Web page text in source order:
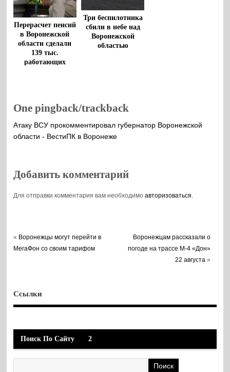
Перерасчет пенсий
в Воронежской
области сделали
139 тыс.
работающих
Три беспилотника
сбили в небе над
Воронежской
областью
One pingback/trackback
Атаку ВСУ прокомментировал губернатор Воронежской
области - ВестиПК в Воронеже
Добавить комментарий
Для отправки комментария вам необходимоавторизоваться.
« Воронежцы могут перейти в
МегаФон со своим тарифом
Воронежцам рассказали о
погоде на трассе М-4 «Дон»
22 августа »
Ссылки
Поиск По Сайту 2